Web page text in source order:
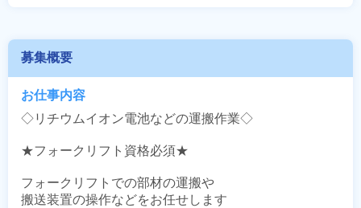
募集概要
お仕事内容
◇リチウムイオン電池などの運搬作業◇
★フォークリフト資格必須★
フォークリフトでの部材の運搬や
搬送装置の操作などをお任せします